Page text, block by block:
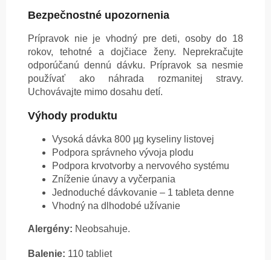
Bezpečnostné upozornenia
Prípravok nie je vhodný pre deti, osoby do 18
rokov, tehotné a dojčiace ženy. Neprekračujte
odporúčanú dennú dávku. Prípravok sa nesmie
používať ako náhrada rozmanitej stravy.
Uchovávajte mimo dosahu detí.
Výhody produktu
Vysoká dávka 800 µg kyseliny listovej
Podpora správneho vývoja plodu
Podpora krvotvorby a nervového systému
Zníženie únavy a vyčerpania
Jednoduché dávkovanie – 1 tableta denne
Vhodný na dlhodobé užívanie
Alergény: Neobsahuje.
Balenie: 110 tabliet